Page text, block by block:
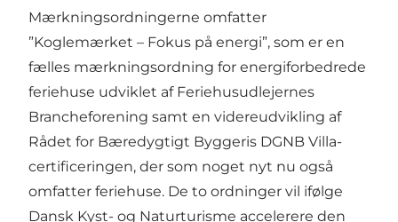
Mærkningsordningerne omfatter
”Koglemærket – Fokus på energi”, som er en
fælles mærkningsordning for energiforbedrede
feriehuse udviklet af Feriehusudlejernes
Brancheforening samt en videreudvikling af
Rådet for Bæredygtigt Byggeris DGNB Villa-
certificeringen, der som noget nyt nu også
omfatter feriehuse. De to ordninger vil ifølge
Dansk Kyst- og Naturturisme accelerere den